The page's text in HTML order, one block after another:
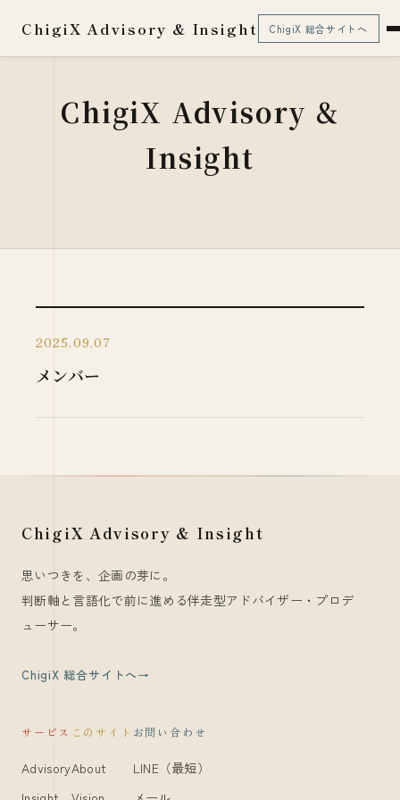
ChigiX Advisory & Insight ChigiX 総合サイトへ
ChigiX Advisory &
Insight
2025.09.07
メンバー
ChigiX Advisory & Insight
思いつきを、企画の芽に。
判断軸と言語化で前に進める伴走型アドバイザー・プロデ
ューサー。
ChigiX 総合サイトへ
サービス
Advisory
このサイト
About
お問い合わせ
LINE（最短）